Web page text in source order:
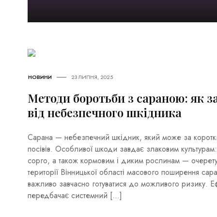
НОВИНИ 23 ЛИПНЯ, 2025
Методи боротьби з сараною: як
від небезпечного шкідника
Сарана — небезпечний шкідник, який може за
посівів. Особливої шкоди завдає злаковим
сорго, а також кормовим і диким рослинам —
території Вінницької області масового поширення
важливо завчасно готуватися до можливого ризику.
передбачає системний […]